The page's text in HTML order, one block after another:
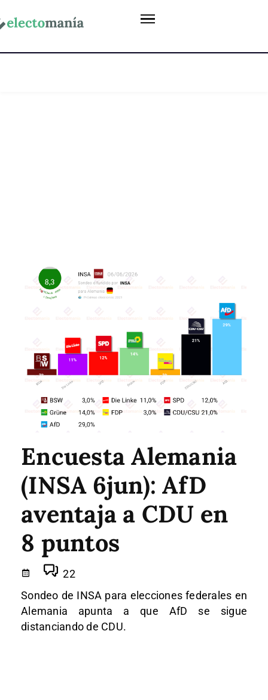
Encuesta Alemania
(INSA 6jun): AfD
aventaja a CDU en
8 puntos
22
Sondeo de INSA para elecciones federales en
Alemania apunta a que AfD se sigue
distanciando de CDU.